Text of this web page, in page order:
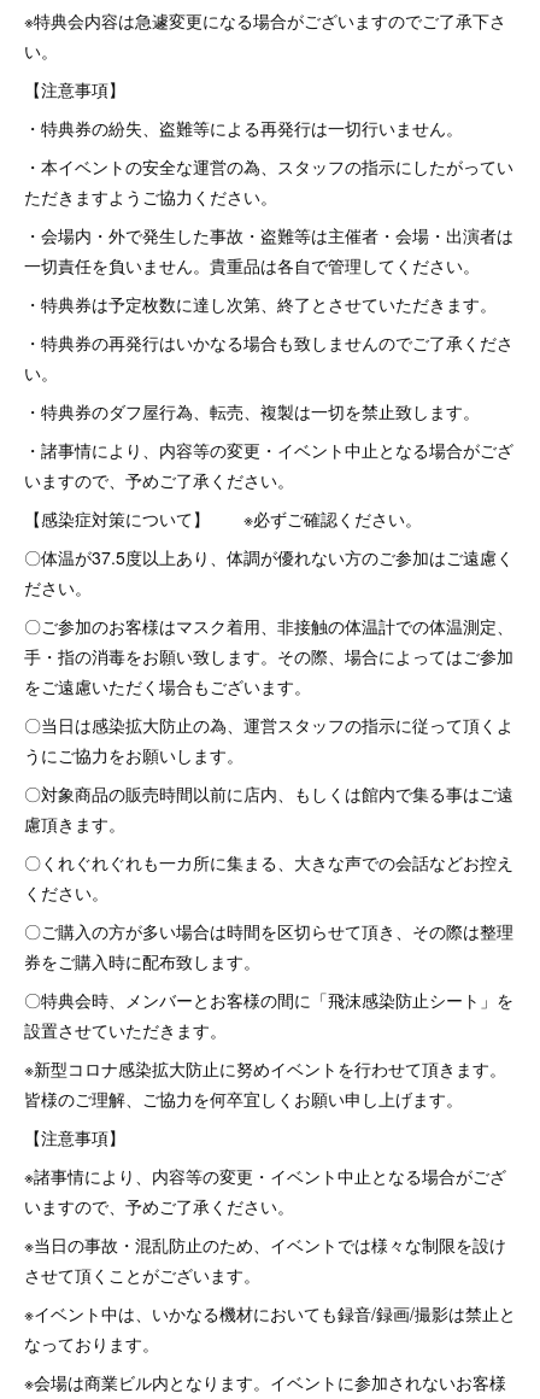
※特典会内容は急遽変更になる場合がございますのでご了承下さ
い。
【注意事項】
・特典券の紛失、盗難等による再発行は一切行いません。
・本イベントの安全な運営の為、スタッフの指示にしたがってい
ただきますようご協力ください。
・会場内・外で発生した事故・盗難等は主催者・会場・出演者は
一切責任を負いません。貴重品は各自で管理してください。
・特典券は予定枚数に達し次第、終了とさせていただきます。
・特典券の再発行はいかなる場合も致しませんのでご了承くださ
い。
・特典券のダフ屋行為、転売、複製は一切を禁止致します。
・諸事情により、内容等の変更・イベント中止となる場合がござ
いますので、予めご了承ください。
【感染症対策について】 ※必ずご確認ください。
〇体温が37.5度以上あり、体調が優れない方のご参加はご遠慮く
ださい。
〇ご参加のお客様はマスク着用、非接触の体温計での体温測定、
手・指の消毒をお願い致します。その際、場合によってはご参加
をご遠慮いただく場合もございます。
〇当日は感染拡大防止の為、運営スタッフの指示に従って頂くよ
うにご協力をお願いします。
〇対象商品の販売時間以前に店内、もしくは館内で集る事はご遠
慮頂きます。
〇くれぐれぐれも一カ所に集まる、大きな声での会話などお控え
ください。
〇ご購入の方が多い場合は時間を区切らせて頂き、その際は整理
券をご購入時に配布致します。
〇特典会時、メンバーとお客様の間に「飛沫感染防止シート」を
設置させていただきます。
※新型コロナ感染拡大防止に努めイベントを行わせて頂きます。
皆様のご理解、ご協力を何卒宜しくお願い申し上げます。
【注意事項】
※諸事情により、内容等の変更・イベント中止となる場合がござ
いますので、予めご了承ください。
※当日の事故・混乱防止のため、イベントでは様々な制限を設け
させて頂くことがございます。
※イベント中は、いかなる機材においても録音/録画/撮影は禁止と
なっております。
※会場は商業ビル内となります。イベントに参加されないお客様